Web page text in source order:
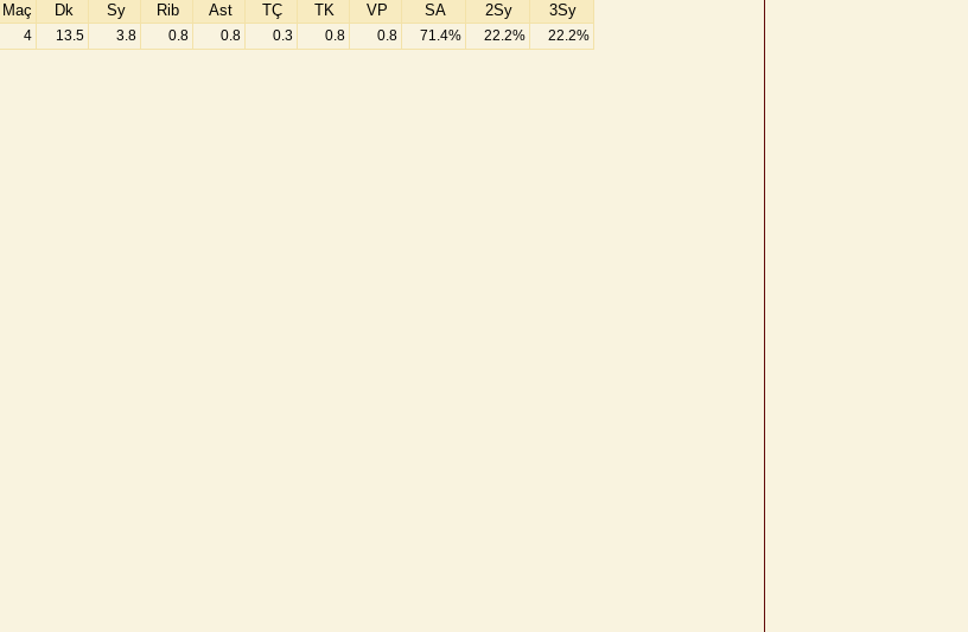
Maç Dk Sy Rib Ast TÇ TK VP SA 2Sy 3Sy
4 13.5 3.8 0.8 0.8 0.3 0.8 0.8 71.4% 22.2% 22.2%